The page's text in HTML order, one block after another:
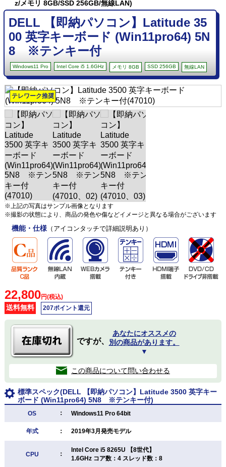
z/メモリ 8GB/SSD 256GB/無線LAN)
DELL 【即納パソコン】Latitude 35
00 英字キーボード (Win11pro64) 5N
8 ※テンキー付
Windows11 Pro Intel Core i5 1.6GHz メモリ 8GB SSD 256GB 無線LAN
テレワーク推奨
※上記の写真はサンプル画像となります
※撮影の状態により、商品の発色や傷などイメージと異なる場合がございます
機能・仕様（アイコンタッチで詳細説明あり）
22,800円(税込)
送料無料 207ポイント還元
ですが、
あなたにオススメの
別の商品があります。
▼
この商品について問い合わせる
標準スペック(DELL 【即納パソコン】Latitude 3500 英字キー
ボード (Win11pro64) 5N8 ※テンキー付)
OS ： Windows11 Pro 64bit
年式 ： 2019年3月発売モデル
CPU ：
Intel Core i5 8265U 【8世代】
1.6GHz コア数：4 スレッド数：8